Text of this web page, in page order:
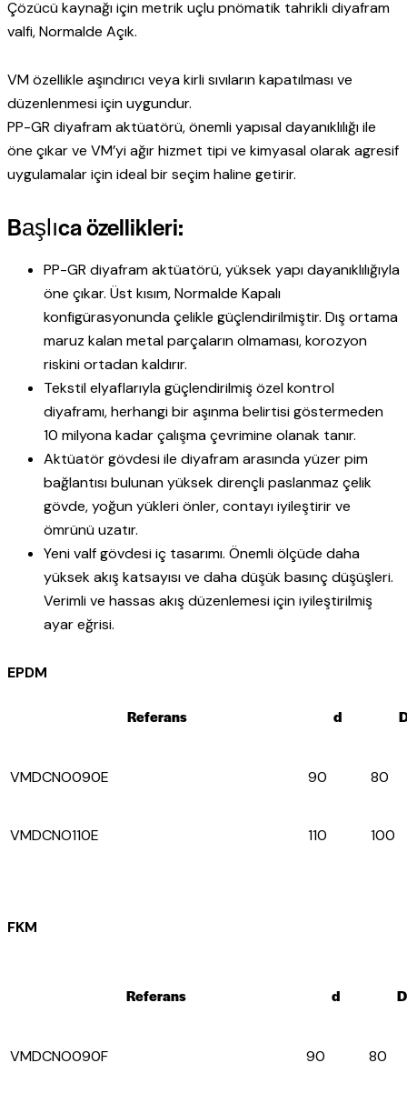
Çözücü kaynağı için metrik uçlu pnömatik tahrikli diyafram
valfi, Normalde Açık.
VM özellikle aşındırıcı veya kirli sıvıların kapatılması ve
düzenlenmesi için uygundur.
PP-GR diyafram aktüatörü, önemli yapısal dayanıklılığı ile
öne çıkar ve VM’yi ağır hizmet tipi ve kimyasal olarak agresif
uygulamalar için ideal bir seçim haline getirir.
Başlıca özellikleri:
PP-GR diyafram aktüatörü, yüksek yapı dayanıklılığıyla
öne çıkar. Üst kısım, Normalde Kapalı
konfigürasyonunda çelikle güçlendirilmiştir. Dış ortama
maruz kalan metal parçaların olmaması, korozyon
riskini ortadan kaldırır.
Tekstil elyaflarıyla güçlendirilmiş özel kontrol
diyaframı, herhangi bir aşınma belirtisi göstermeden
10 milyona kadar çalışma çevrimine olanak tanır.
Aktüatör gövdesi ile diyafram arasında yüzer pim
bağlantısı bulunan yüksek dirençli paslanmaz çelik
gövde, yoğun yükleri önler, contayı iyileştirir ve
ömrünü uzatır.
Yeni valf gövdesi iç tasarımı. Önemli ölçüde daha
yüksek akış katsayısı ve daha düşük basınç düşüşleri.
Verimli ve hassas akış düzenlemesi için iyileştirilmiş
ayar eğrisi.
EPDM
Referans d
VMDCNO090E 90 80
VMDCNO110E 110 100
FKM
Referans d
VMDCNO090F 90 80